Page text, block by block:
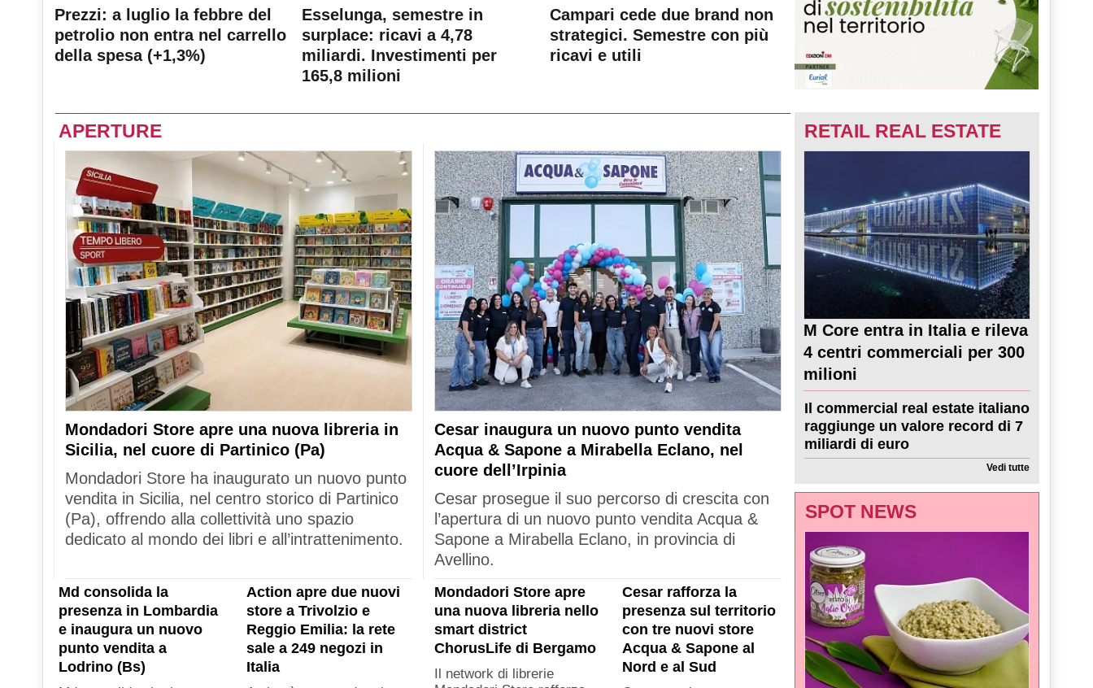
Prezzi: a luglio la febbre del
petrolio non entra nel carrello
della spesa (+1,3%)
Esselunga, semestre in
surplace: ricavi a 4,78
miliardi. Investimenti per
165,8 milioni
Campari cede due brand non
strategici. Semestre con più
ricavi e utili
APERTURE
Mondadori Store apre una nuova libreria in
Sicilia, nel cuore di Partinico (Pa)
Mondadori Store ha inaugurato un nuovo punto
vendita in Sicilia, nel centro storico di Partinico
(Pa), offrendo alla collettività uno spazio
dedicato al mondo dei libri e all’intrattenimento.
Cesar inaugura un nuovo punto vendita
Acqua & Sapone a Mirabella Eclano, nel
cuore dell’Irpinia
Cesar prosegue il suo percorso di crescita con
l’apertura di un nuovo punto vendita Acqua &
Sapone a Mirabella Eclano, in provincia di
Avellino.
Md consolida la
presenza in Lombardia
e inaugura un nuovo
punto vendita a
Lodrino (Bs)
Action apre due nuovi
store a Trivolzio e
Reggio Emilia: la rete
sale a 249 negozi in
Italia
Mondadori Store apre
una nuova libreria nello
smart district
ChorusLife di Bergamo
Il network di librerie
Cesar rafforza la
presenza sul territorio
con tre nuovi store
Acqua & Sapone al
Nord e al Sud
RETAIL REAL ESTATE
M Core entra in Italia e rileva
4 centri commerciali per 300
milioni
Il commercial real estate italiano
raggiunge un valore record di 7
miliardi di euro
Vedi tutte
SPOT NEWS